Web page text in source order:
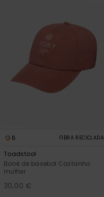
6 FIBRA RECICLADA
Toadstool
Boné de basebol Castanho
mulher
30,00 €